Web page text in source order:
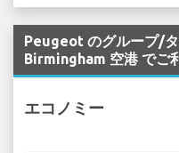
Peugeot のグループ/
Birmingham 空港 でご
エコノミー